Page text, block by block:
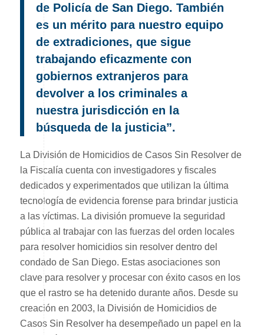
de Policía de San Diego. También
es un mérito para nuestro equipo
de extradiciones, que sigue
trabajando eficazmente con
gobiernos extranjeros para
devolver a los criminales a
nuestra jurisdicción en la
búsqueda de la justicia”.
La División de Homicidios de Casos Sin Resolver de
la Fiscalía cuenta con investigadores y fiscales
dedicados y experimentados que utilizan la última
tecnología de evidencia forense para brindar justicia
a las víctimas. La división promueve la seguridad
pública al trabajar con las fuerzas del orden locales
para resolver homicidios sin resolver dentro del
condado de San Diego. Estas asociaciones son
clave para resolver y procesar con éxito casos en los
que el rastro se ha detenido durante años. Desde su
creación en 2003, la División de Homicidios de
Casos Sin Resolver ha desempeñado un papel en la